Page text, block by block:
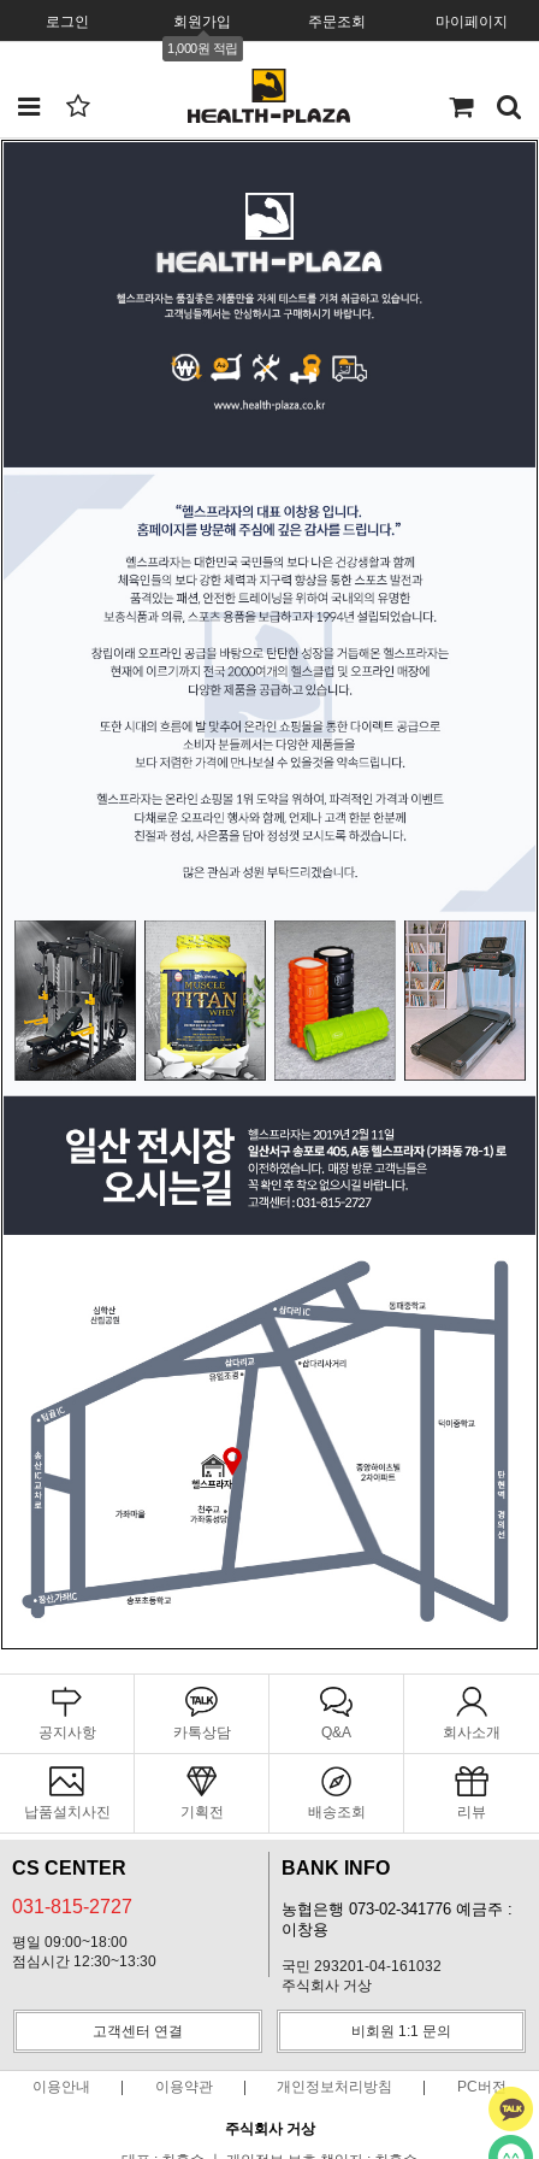
로그인 회원가입
1,000원 적립
주문조회 마이페이지
공지사항 카톡상담 Q&A 회사소개
납품설치사진 기획전 배송조회 리뷰
CS CENTER
031-815-2727
평일 09:00~18:00
점심시간 12:30~13:30
BANK INFO
농협은행 073-02-341776 예금주 :
이창용
국민 293201-04-161032
주식회사 거상
고객센터 연결 비회원 1:1 문의
이용안내 이용약관 개인정보처리방침 PC버전
주식회사 거상